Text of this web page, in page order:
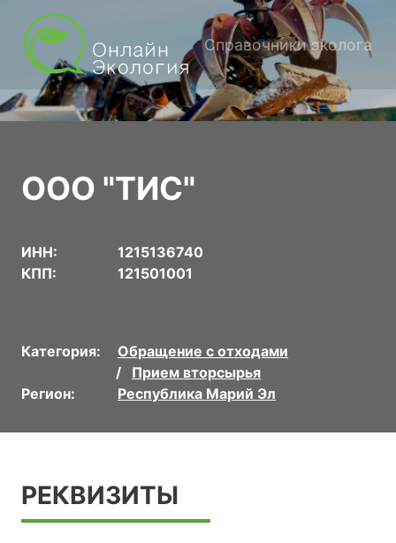
Справочники эколога
ООО "ТИС"
ИНН:
1215136740
КПП:
121501001
Категория:
Обращение с отходами
Прием вторсырья
Регион:
Республика Марий Эл
РЕКВИЗИТЫ